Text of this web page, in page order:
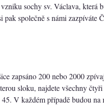
sochy sv. Václava, která
pak společně s námi zazpíváte
zapsáno 200 nebo 2000
sloku, najdete všechny
V každém případě budou na